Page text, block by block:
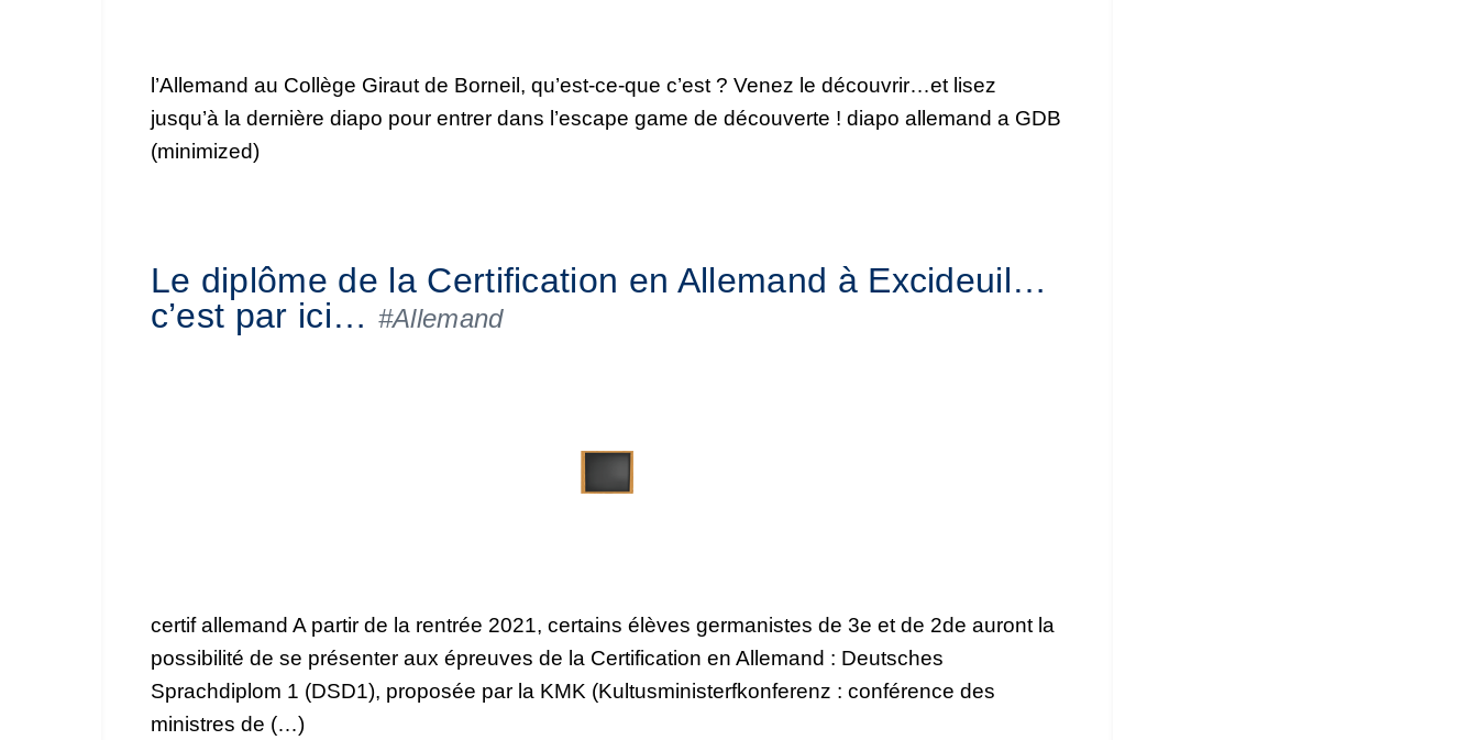
l’Allemand au Collège Giraut de Borneil, qu’est-ce-que c’est ? Venez le découvrir…et lisez
jusqu’à la dernière diapo pour entrer dans l’escape game de découverte ! diapo allemand a GDB
(minimized)
Le diplôme de la Certification en Allemand à Excideuil…
c’est par ici… #Allemand
certif allemand A partir de la rentrée 2021, certains élèves germanistes de 3e et de 2de auront la
possibilité de se présenter aux épreuves de la Certification en Allemand : Deutsches
Sprachdiplom 1 (DSD1), proposée par la KMK (Kultusministerfkonferenz : conférence des
ministres de (…)